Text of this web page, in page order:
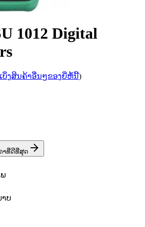
1012 Digital
ເບິ່ງສິນຄ້າອື່ນໆຂອງຍີ່ຫໍ້ນີ້)
າທີ່ດີທີ່ສຸດ
ບ